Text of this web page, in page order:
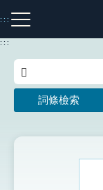
到
主
:::
注音索引圖示
:::
詞條檢索